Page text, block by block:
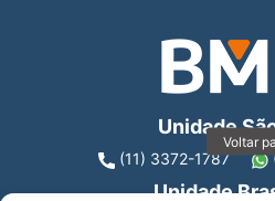
Unidade
(11) 3372-1787
Unidade